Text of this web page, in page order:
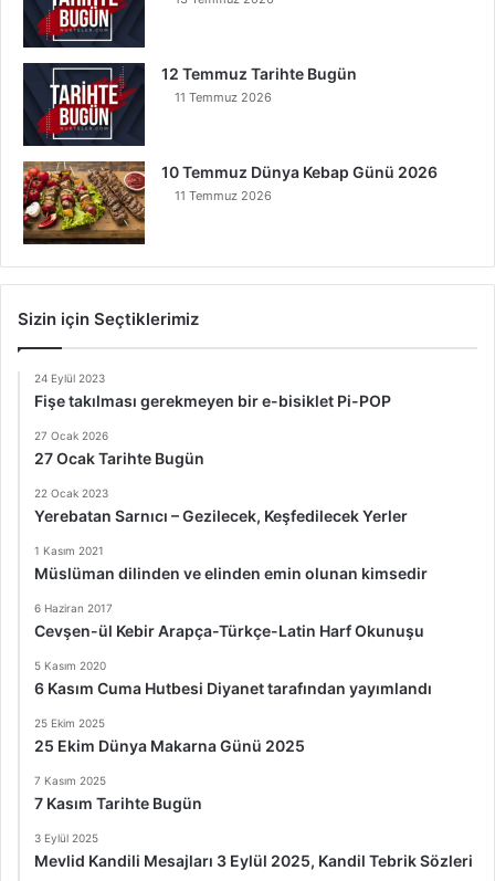
12 Temmuz Tarihte Bugün
11 Temmuz 2026
10 Temmuz Dünya Kebap Günü 2026
11 Temmuz 2026
Sizin için Seçtiklerimiz
24 Eylül 2023
Fişe takılması gerekmeyen bir e-bisiklet Pi-POP
27 Ocak 2026
27 Ocak Tarihte Bugün
22 Ocak 2023
Yerebatan Sarnıcı – Gezilecek, Keşfedilecek Yerler
1 Kasım 2021
Müslüman dilinden ve elinden emin olunan kimsedir
6 Haziran 2017
Cevşen-ül Kebir Arapça-Türkçe-Latin Harf Okunuşu
5 Kasım 2020
6 Kasım Cuma Hutbesi Diyanet tarafından yayımlandı
25 Ekim 2025
25 Ekim Dünya Makarna Günü 2025
7 Kasım 2025
7 Kasım Tarihte Bugün
3 Eylül 2025
Mevlid Kandili Mesajları 3 Eylül 2025, Kandil Tebrik Sözleri